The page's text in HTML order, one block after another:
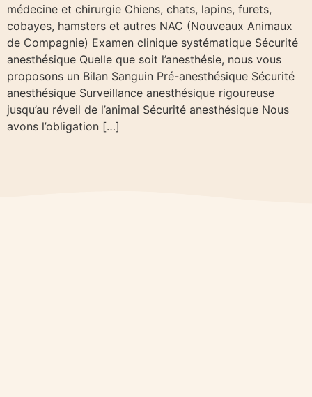
médecine et chirurgie Chiens, chats, lapins, furets,
cobayes, hamsters et autres NAC (Nouveaux Animaux
de Compagnie) Examen clinique systématique Sécurité
anesthésique Quelle que soit l’anesthésie, nous vous
proposons un Bilan Sanguin Pré-anesthésique Sécurité
anesthésique Surveillance anesthésique rigoureuse
jusqu’au réveil de l’animal Sécurité anesthésique Nous
avons l’obligation […]